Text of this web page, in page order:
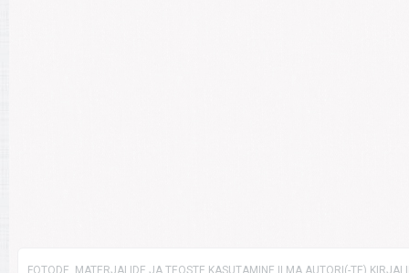
FOTODE, MATERJALIDE JA TEOSTE KASUTAMINE ILMA AUTORI(-TE)